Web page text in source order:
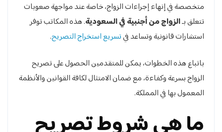
متخصصة في إنهاء إجراءات الزواج، خاصة عند مواجهة صعوبات
تتعلق بـالزواج من أجنبية في السعودية. هذه المكاتب توفر
استشارات قانونية وتساعد فيتسريع استخراج التصريح.
باتباع هذه الخطوات، يمكن للمتقدمين الحصول على تصريح
الزواج بسرعة وكفاءة، مع ضمان الامتثال لكافة القوانين والأنظمة
المعمول بها في المملكة.